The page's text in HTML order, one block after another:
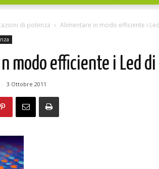
di potenza Alimentare in modo efficiente i
modo efficiente i Led
- 3 Ottobre 2011